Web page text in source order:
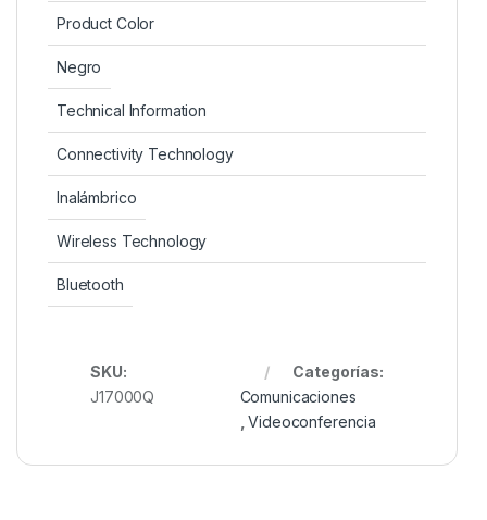
Product Color
Negro
Technical Information
Connectivity Technology
Inalámbrico
Wireless Technology
Bluetooth
SKU:
J17000Q
Categorías:
Comunicaciones
,Videoconferencia